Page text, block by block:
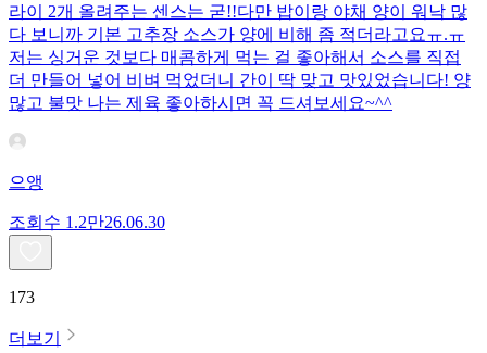
라이 2개 올려주는 센스는 굳!! ​다만 밥이랑 야채 양이 워낙 많
다 보니까 기본 고추장 소스가 양에 비해 좀 적더라고요ㅠ.ㅠ
저는 싱거운 것보다 매콤하게 먹는 걸 좋아해서 소스를 직접
더 만들어 넣어 비벼 먹었더니 간이 딱 맞고 맛있었습니다! 양
많고 불맛 나는 제육 좋아하시면 꼭 드셔보세요~^^
으앵
조회수 1.2만26.06.30
173
더보기